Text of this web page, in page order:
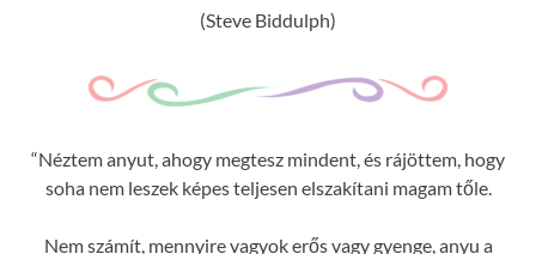
(Steve Biddulph)
“Néztem anyut, ahogy megtesz mindent, és rájöttem, hogy
soha nem leszek képes teljesen elszakítani magam tőle.
Nem számít, mennyire vagyok erős vagy gyenge, anyu a